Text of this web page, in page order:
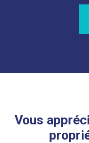
Vous